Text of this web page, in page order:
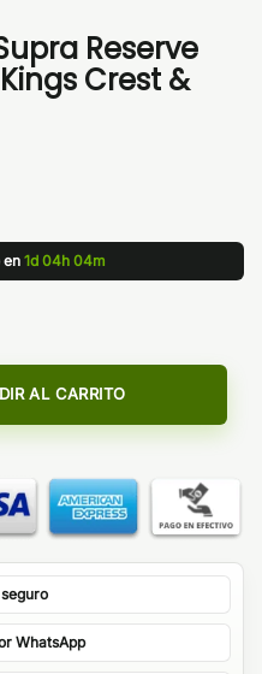
Reserve
Crest &
en 1d 04h 04m
15ml/60 Longfill - Kings
AL CARRITO
WhatsApp